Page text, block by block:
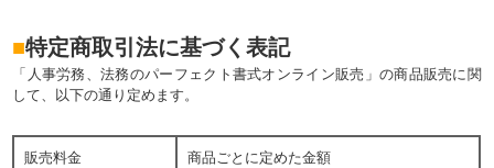
■特定商取引法に基づく表記
「人事労務、法務のパーフェクト書式オンライン販売」の商品販売に関
して、以下の通り定めます。
販売料金 商品ごとに定めた金額